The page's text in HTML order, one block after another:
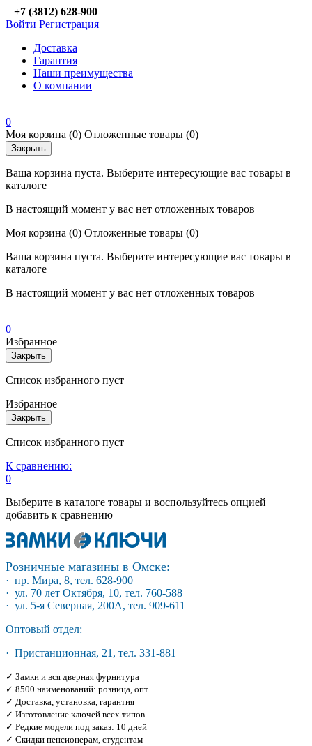
+7 (3812) 628-900
Войти Регистрация
Доставка
Гарантия
Наши преимущества
О компании
0
Моя корзина (0) Отложенные товары (0)
Закрыть
Ваша корзина пуста. Выберите интересующие вас товары в
каталоге
В настоящий момент у вас нет отложенных товаров
Моя корзина (0) Отложенные товары (0)
Ваша корзина пуста. Выберите интересующие вас товары в
каталоге
В настоящий момент у вас нет отложенных товаров
0
Избранное
Закрыть
Список избранного пуст
Избранное
Закрыть
Список избранного пуст
К сравнению:
0
Выберите в каталоге товары и воспользуйтесь опцией
добавить к сравнению
Розничные магазины в Омске:
· пр. Мира, 8, тел. 628-900
· ул. 70 лет Октября, 10, тел. 760-588
· ул. 5-я Северная, 200А, тел. 909-611
Оптовый отдел:
· Пристанционная, 21, тел. 331-881
✓ Замки и вся дверная фурнитура
✓ 8500 наименований: розница, опт
✓ Доставка, установка, гарантия
✓ Изготовление ключей всех типов
✓ Редкие модели под заказ: 10 дней
✓ Скидки пенсионерам, студентам